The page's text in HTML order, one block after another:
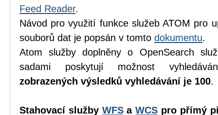
Feed Reader.
Návod pro využití funkce služeb ATOM pro
souborů dat je popsán v tomto dokumentu.
Atom služby doplněny o OpenSearch
sadami poskytují možnost
zobrazených výsledků vyhledávání je 100.
Stahovací služby WFSaWCS pro přímý